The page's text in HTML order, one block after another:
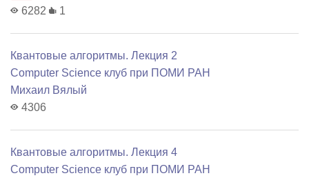
6282 1
Квантовые алгоритмы. Лекция 2
Computer Science клуб при ПОМИ РАН
Михаил Вялый
4306
Квантовые алгоритмы. Лекция 4
Computer Science клуб при ПОМИ РАН